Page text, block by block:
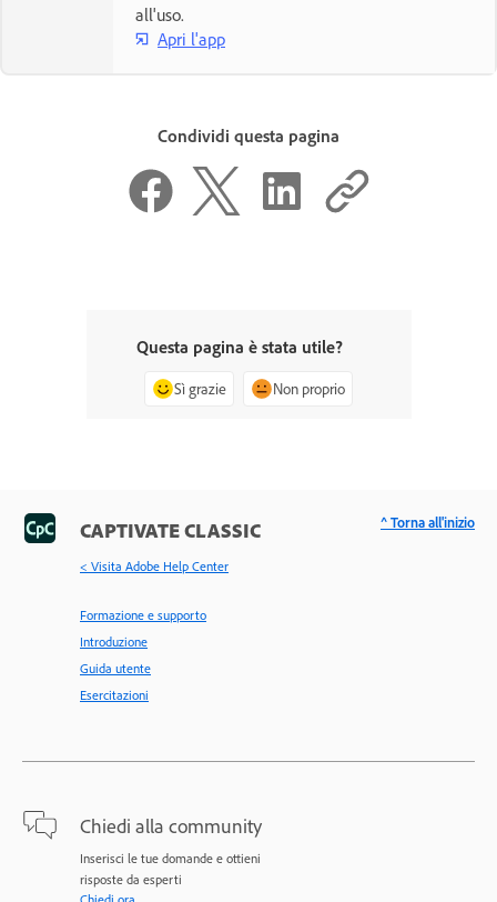
all'uso.
Apri l'app
Condividi questa pagina
Questa pagina è stata utile?
Sì grazie Non proprio
CAPTIVATE CLASSIC
< Visita Adobe Help Center
Formazione e supporto
Introduzione
Guida utente
Esercitazioni
Chiedi alla community
Inserisci le tue domande e ottieni
risposte da esperti
^ Torna all'inizio